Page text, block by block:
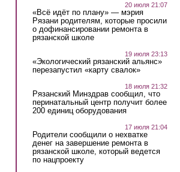
20 июля 21:07
«Всё идёт по плану» — мэрия
Рязани родителям, которые просили
о дофинансировании ремонта в
рязанской школе
19 июля 23:13
«Экологический рязанский альянс»
перезапустил «карту свалок»
18 июля 21:32
Рязанский Минздрав сообщил, что
перинатальный центр получит более
200 единиц оборудования
17 июля 21:04
Родители сообщили о нехватке
денег на завершение ремонта в
рязанской школе, который ведется
по нацпроекту